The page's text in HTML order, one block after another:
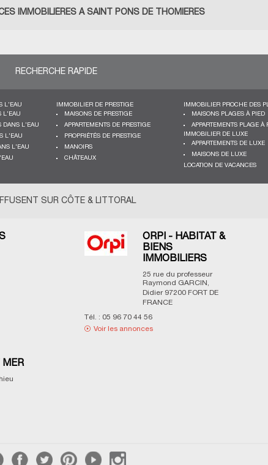
IMMOBILIÈRES À SAINT PONS DE THOMIERES
RECHERCHE RAPIDE
L'EAU
L'EAU
DANS L'EAU
L'EAU
L'EAU
IMMOBILIER DE PRESTIGE
MAISONS DE PRESTIGE
APPARTEMENTS DE PRESTIGE
PROPRIÉTÉS DE PRESTIGE
MANOIRS
CHÂTEAUX
IMMOBILIER PROCHE DES
MAISONS PLAGES À PIED
APPARTEMENTS PLAGE À
IMMOBILIER DE LUXE
APPARTEMENTS DE LUXE
MAISONS DE LUXE
LOCATION DE VACANCES
SUR CÔTE & LITTORAL
ORPI - HABITAT &
BIENS
IMMOBILIERS
25 rue du professeur
Raymond GARCIN,
Didier 97200 FORT DE
FRANCE
Tél. : 05 96 70 44 56
Voir les annonces
MER